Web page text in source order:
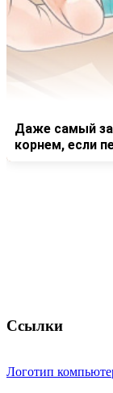
Даже самый
корнем, если
Ссылки
Логотип